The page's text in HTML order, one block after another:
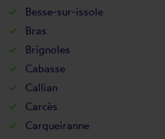
Besse-sur-issole
Bras
Brignoles
Cabasse
Callian
Carcès
Carqueiranne